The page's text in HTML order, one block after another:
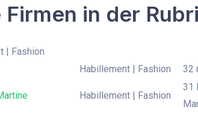
Firmen in der
| Fashion
Habillement | Fashion 32
Habillement | Fashion
31